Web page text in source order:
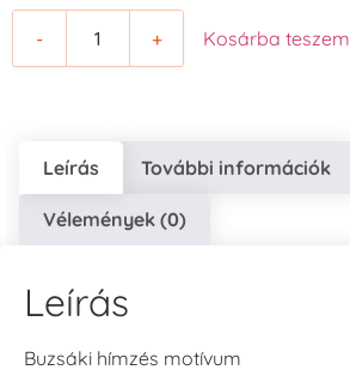
- + Kosárba teszem
Leírás További információk
Vélemények (0)
Leírás
Buzsáki hímzés motívum